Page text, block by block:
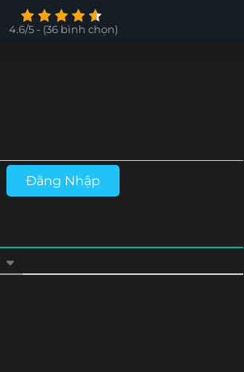
Tập 3 Tập 2
4.6/5 - (36 bình chọn)
Đăng Nhập